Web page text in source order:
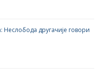
Неслобода другачије говори